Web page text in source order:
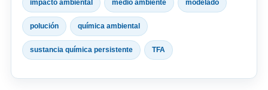
impacto ambiental medio ambiente modelado
polución química ambiental
sustancia química persistente TFA